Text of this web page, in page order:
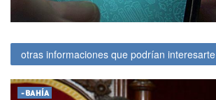
otras informaciones que podrían interesarte
-BAHÍA